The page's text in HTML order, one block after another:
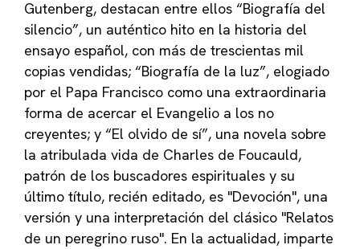
Gutenberg, destacan entre ellos “Biografía del
silencio”, un auténtico hito en la historia del
ensayo español, con más de trescientas mil
copias vendidas; “Biografía de la luz”, elogiado
por el Papa Francisco como una extraordinaria
forma de acercar el Evangelio a los no
creyentes; y “El olvido de sí”, una novela sobre
la atribulada vida de Charles de Foucauld,
patrón de los buscadores espirituales y su
último título, recién editado, es "Devoción", una
versión y una interpretación del clásico "Relatos
de un peregrino ruso". En la actualidad, imparte